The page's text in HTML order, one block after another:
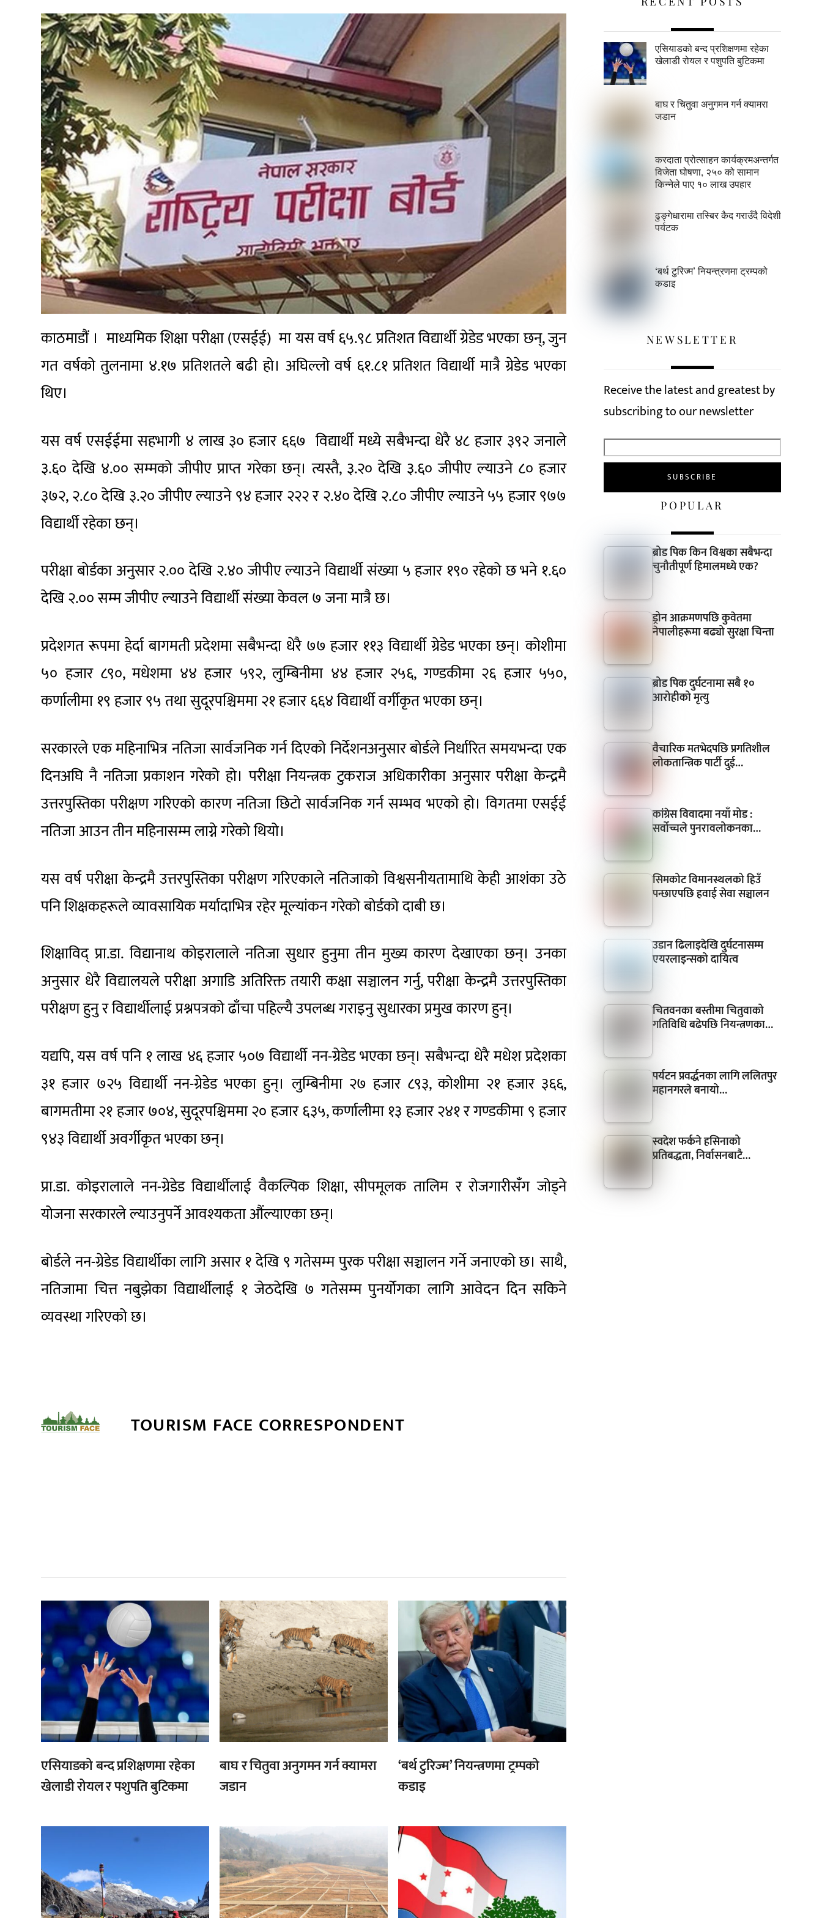
काठमाडौं । माध्यमिक शिक्षा परीक्षा (एसईई) मा यस वर्ष ६५.९८ प्रतिशत विद्यार्थी ग्रेडेड भएका छन्, जुन
गत वर्षको तुलनामा ४.१७ प्रतिशतले बढी हो। अघिल्लो वर्ष ६१.८१ प्रतिशत विद्यार्थी मात्रै ग्रेडेड भएका
थिए।
यस वर्ष एसईईमा सहभागी ४ लाख ३० हजार ६६७ विद्यार्थी मध्ये सबैभन्दा धेरै ४८ हजार ३९२ जनाले
३.६० देखि ४.०० सम्मको जीपीए प्राप्त गरेका छन्। त्यस्तै, ३.२० देखि ३.६० जीपीए ल्याउने ८० हजार
३७२, २.८० देखि ३.२० जीपीए ल्याउने ९४ हजार २२२ र २.४० देखि २.८० जीपीए ल्याउने ५५ हजार ९७७
विद्यार्थी रहेका छन्।
परीक्षा बोर्डका अनुसार २.०० देखि २.४० जीपीए ल्याउने विद्यार्थी संख्या ५ हजार १९० रहेको छ भने १.६०
देखि २.०० सम्म जीपीए ल्याउने विद्यार्थी संख्या केवल ७ जना मात्रै छ।
प्रदेशगत रूपमा हेर्दा बागमती प्रदेशमा सबैभन्दा धेरै ७७ हजार ११३ विद्यार्थी ग्रेडेड भएका छन्। कोशीमा
५० हजार ८९०, मधेशमा ४४ हजार ५९२, लुम्बिनीमा ४४ हजार २५६, गण्डकीमा २६ हजार ५५०,
कर्णालीमा १९ हजार ९५ तथा सुदूरपश्चिममा २१ हजार ६६४ विद्यार्थी वर्गीकृत भएका छन्।
सरकारले एक महिनाभित्र नतिजा सार्वजनिक गर्न दिएको निर्देशनअनुसार बोर्डले निर्धारित समयभन्दा एक
दिनअघि नै नतिजा प्रकाशन गरेको हो। परीक्षा नियन्त्रक टुकराज अधिकारीका अनुसार परीक्षा केन्द्रमै
उत्तरपुस्तिका परीक्षण गरिएको कारण नतिजा छिटो सार्वजनिक गर्न सम्भव भएको हो। विगतमा एसईई
नतिजा आउन तीन महिनासम्म लाग्ने गरेको थियो।
यस वर्ष परीक्षा केन्द्रमै उत्तरपुस्तिका परीक्षण गरिएकाले नतिजाको विश्वसनीयतामाथि केही आशंका उठे
पनि शिक्षकहरूले व्यावसायिक मर्यादाभित्र रहेर मूल्यांकन गरेको बोर्डको दाबी छ।
शिक्षाविद् प्रा.डा. विद्यानाथ कोइरालाले नतिजा सुधार हुनुमा तीन मुख्य कारण देखाएका छन्। उनका
अनुसार धेरै विद्यालयले परीक्षा अगाडि अतिरिक्त तयारी कक्षा सञ्चालन गर्नु, परीक्षा केन्द्रमै उत्तरपुस्तिका
परीक्षण हुनु र विद्यार्थीलाई प्रश्नपत्रको ढाँचा पहिल्यै उपलब्ध गराइनु सुधारका प्रमुख कारण हुन्।
यद्यपि, यस वर्ष पनि १ लाख ४६ हजार ५०७ विद्यार्थी नन-ग्रेडेड भएका छन्। सबैभन्दा धेरै मधेश प्रदेशका
३१ हजार ७२५ विद्यार्थी नन-ग्रेडेड भएका हुन्। लुम्बिनीमा २७ हजार ८९३, कोशीमा २१ हजार ३६६,
बागमतीमा २१ हजार ७०४, सुदूरपश्चिममा २० हजार ६३५, कर्णालीमा १३ हजार २४१ र गण्डकीमा ९ हजार
९४३ विद्यार्थी अवर्गीकृत भएका छन्।
प्रा.डा. कोइरालाले नन-ग्रेडेड विद्यार्थीलाई वैकल्पिक शिक्षा, सीपमूलक तालिम र रोजगारीसँग जोड्ने
योजना सरकारले ल्याउनुपर्ने आवश्यकता औंल्याएका छन्।
बोर्डले नन-ग्रेडेड विद्यार्थीका लागि असार १ देखि ९ गतेसम्म पुरक परीक्षा सञ्चालन गर्ने जनाएको छ। साथै,
नतिजामा चित्त नबुझेका विद्यार्थीलाई १ जेठदेखि ७ गतेसम्म पुनर्योगका लागि आवेदन दिन सकिने
व्यवस्था गरिएको छ।
TOURISM FACE CORRESPONDENT
,
एसियाडको बन्द प्रशिक्षणमा रहेका
खेलाडी रोयल र पशुपति बुटिकमा
बाघ र चितुवा अनुगमन गर्न क्यामरा
जडान
‘बर्थ टुरिज्म’ नियन्त्रणमा ट्रम्पको
कडाइ
, ,
एसियाडको बन्द प्रशिक्षणमा रहेका
खेलाडी रोयल र पशुपति बुटिकमा
बाघ र चितुवा अनुगमन गर्न क्यामरा
जडान
करदाता प्रोत्साहन कार्यक्रमअन्तर्गत
विजेता घोषणा, २५० को सामान
किन्नेले पाए १० लाख उपहार
ढुङ्गेधारामा तस्बिर कैद गराउँदै विदेशी
पर्यटक
‘बर्थ टुरिज्म’ नियन्त्रणमा ट्रम्पको
कडाइ
NEWSLETTER
Receive the latest and greatest by
subscribing to our newsletter
POPULAR
ब्रोड पिक किन विश्वका सबैभन्दा
चुनौतीपूर्ण हिमालमध्ये एक?
ड्रोन आक्रमणपछि कुवेतमा
नेपालीहरूमा बढ्यो सुरक्षा चिन्ता
ब्रोड पिक दुर्घटनामा सबै १०
आरोहीको मृत्यु
वैचारिक मतभेदपछि प्रगतिशील
लोकतान्त्रिक पार्टी दुई…
कांग्रेस विवादमा नयाँ मोड :
सर्वोच्चले पुनरावलोकनका…
सिमकोट विमानस्थलको हिउँ
पन्छाएपछि हवाई सेवा सञ्चालन
उडान ढिलाइदेखि दुर्घटनासम्म
एयरलाइन्सको दायित्व
चितवनका बस्तीमा चितुवाको
गतिविधि बढेपछि नियन्त्रणका…
पर्यटन प्रवर्द्धनका लागि ललितपुर
महानगरले बनायो…
स्वदेश फर्कने हसिनाको
प्रतिबद्धता, निर्वासनबाटै…